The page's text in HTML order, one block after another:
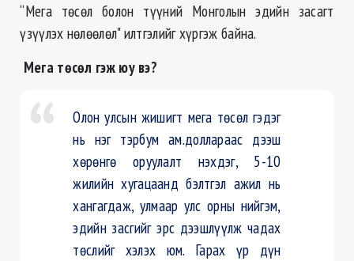
“Мега төсөл болон түүний Монголын эдийн засагт
үзүүлэх нөлөөлөл" илтгэлийг хүргэж байна.
Мега төсөл гэж юу вэ?
Олон улсын жишигт мега төсөл гэдэг
нь нэг тэрбум ам.доллараас дээш
хөрөнгө оруулалт нэхдэг, 5-10
жилийн хугацаанд бэлтгэл ажил нь
хангагдаж, улмаар улс орны нийгэм,
эдийн засгийг эрс дээшлүүлж чадах
төслийг хэлэх юм. Гарах үр дүн